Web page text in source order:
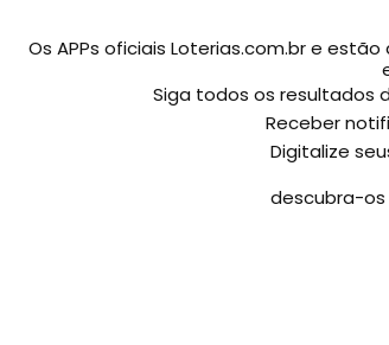
Os APPs oficiais Loterias.com.br e
Siga todos os resultados
Receber
Digitalize
descubra-os